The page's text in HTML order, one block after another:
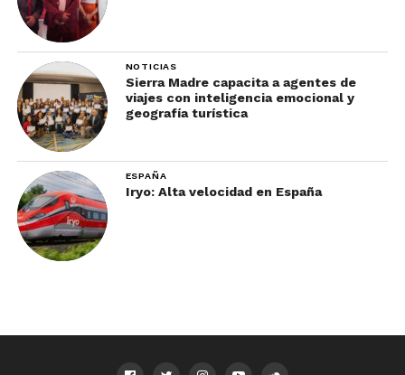
NOTICIAS
Sierra Madre capacita a agentes de
viajes con inteligencia emocional y
geografía turística
ESPAÑA
Iryo: Alta velocidad en España